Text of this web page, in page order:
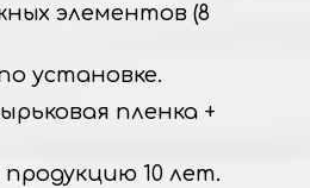
элементов (8
установке.
пленка +
10 лет.